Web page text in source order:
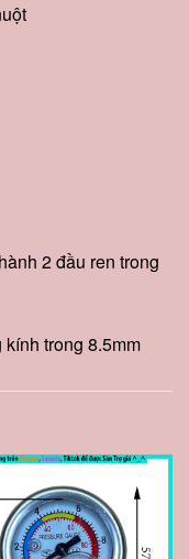
2 đầu ren trong
trong 8.5mm